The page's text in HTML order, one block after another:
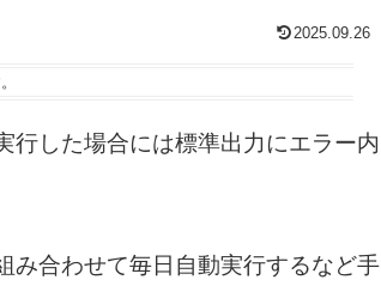
2025.09.26
行した場合には標準出力にエラー内
み合わせて毎日自動実行するなど手